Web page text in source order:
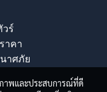
วร์
าคา
าศภัย
าพและประสบการณ์ที่ดี